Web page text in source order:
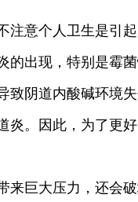
注意个人卫生是引
出现，特别是霉菌
阴道内酸碱环境失
炎。因此，为了更
巨大压力，还会破